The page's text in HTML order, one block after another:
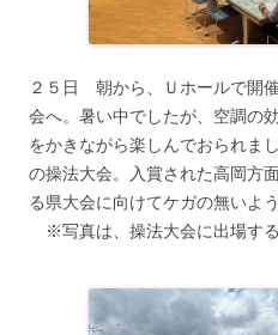
２５日 朝から、Ｕホールで開
会へ。暑い中でしたが、空調の
をかきながら楽しんでおられま
の操法大会。入賞された高岡方
る県大会に向けてケガの無いよ
※写真は、操法大会に出場する